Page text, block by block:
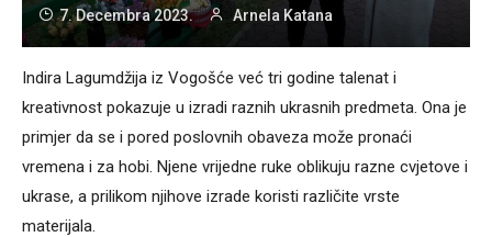
7. Decembra 2023. Arnela Katana
Indira Lagumdžija iz Vogošće već tri godine talenat i
kreativnost pokazuje u izradi raznih ukrasnih predmeta. Ona je
primjer da se i pored poslovnih obaveza može pronaći
vremena i za hobi. Njene vrijedne ruke oblikuju razne cvjetove i
ukrase, a prilikom njihove izrade koristi različite vrste
materijala.